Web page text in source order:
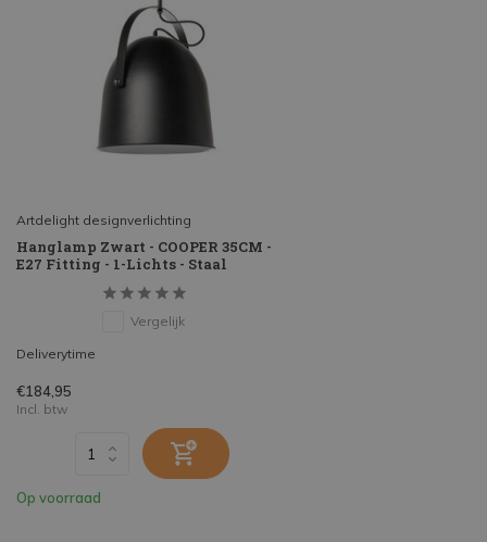
Artdelight designverlichting
Hanglamp Zwart - COOPER 35CM -
E27 Fitting - 1-Lichts - Staal
Vergelijk
Deliverytime
€184,95
Incl. btw
Op voorraad